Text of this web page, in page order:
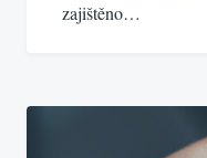
zajištěno…